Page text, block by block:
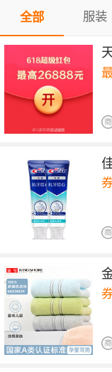
全部 服装